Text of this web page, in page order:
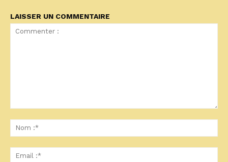
LAISSER UN COMMENTAIRE
:*